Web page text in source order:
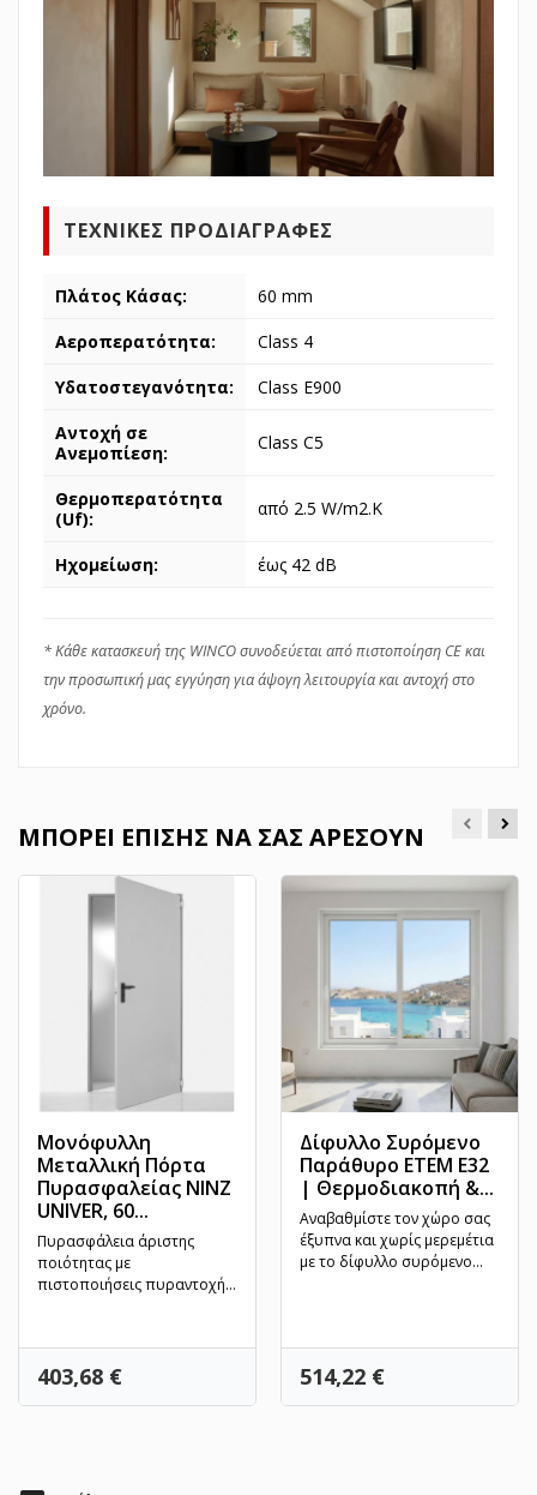
ΤΕΧΝΙΚΕΣ ΠΡΟΔΙΑΓΡΑΦΕΣ
Πλάτος Κάσας:
60 mm
Αεροπερατότητα:
Class 4
Υδατοστεγανότητα:
Class E900
Αντοχή σε
Ανεμοπίεση:
Class C5
Θερμοπερατότητα
(Uf):
από 2.5 W/m2.K
Ηχομείωση: έως 42 dB
* Κάθε κατασκευή της WINCO συνοδεύεται από πιστοποίηση CE και
την προσωπική μας εγγύηση για άψογη λειτουργία και αντοχή στο
χρόνο.
ΜΠΟΡΕΊ ΕΠΊΣΗΣ ΝΑ ΣΑΣ ΑΡΈΣΟΥΝ
Μονόφυλλη
Μεταλλική Πόρτα
Πυρασφαλείας NINZ
UNIVER, 60...
Πυρασφάλεια άριστης
ποιότητας με
πιστοποιήσεις πυραντοχής
Τιμή
403,68 €
Δίφυλλο Συρόμενο
Παράθυρο ETEM E32
| Θερμοδιακοπή &...
Αναβαθμίστε τον χώρο σας
έξυπνα και χωρίς μερεμέτια
με το δίφυλλο συρόμενο
Τιμή
514,22 €